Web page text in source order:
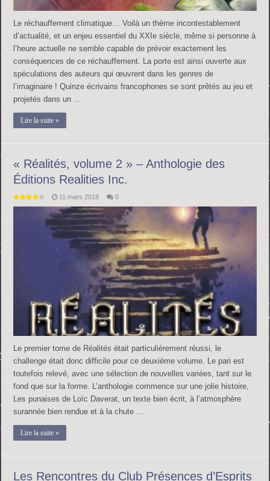
Le réchauffement climatique… Voilà un thème incontestablement
d’actualité, et un enjeu essentiel du XXIe siècle, même si personne à
l’heure actuelle ne semble capable de prévoir exactement les
conséquences de ce réchauffement. La porte est ainsi ouverte aux
spéculations des auteurs qui œuvrent dans les genres de
l’imaginaire ! Quinze écrivains francophones se sont prêtés au jeu et
projetés dans un …
Lire la suite »
« Réalités, volume 2 » – Anthologie des
Éditions Realities Inc.
11 mars 2018 0
Le premier tome de Réalités était particulièrement réussi, le
challenge était donc difficile pour ce deuxième volume. Le pari est
toutefois relevé, avec une sélection de nouvelles variées, tant sur le
fond que sur la forme. L’anthologie commence sur une jolie histoire,
Les punaises de Loïc Daverat, un texte bien écrit, à l’atmosphère
surannée bien rendue et à la chute …
Lire la suite »
Les Rencontres du Club Présences d’Esprits